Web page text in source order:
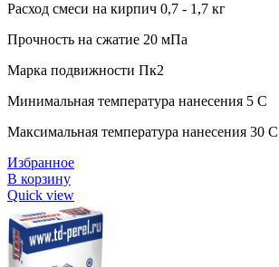
Расход смеси на кирпич 0,7 - 1,7 кг
Прочность на сжатие 20 мПа
Марка подвижности Пк2
Минимальная температура нанесения 5 C
Максимальная температура нанесения 30 C
Избранное
В корзину
Quick view